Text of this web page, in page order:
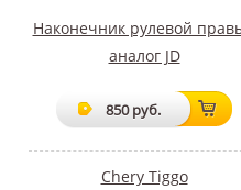
Наконечник рулевой
аналог JD
850 руб.
Chery Tiggo